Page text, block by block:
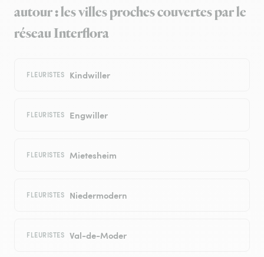
autour : les villes proches couvertes par le
réseau Interflora
FLEURISTES Kindwiller
FLEURISTES Engwiller
FLEURISTES Mietesheim
FLEURISTES Niedermodern
FLEURISTES Val-de-Moder